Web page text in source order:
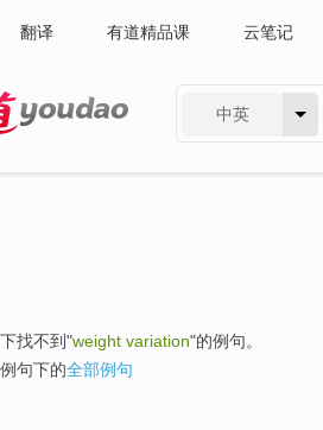
翻译 有道精品课 云笔记
中英
找不到"weight variation"的例句。
句下的全部例句